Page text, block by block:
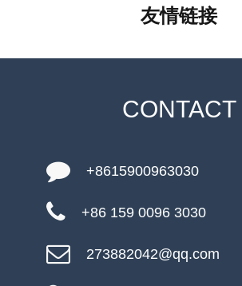
友情链接
CONTACT
+8615900963030
+86 159 0096 3030
273882042@qq.com